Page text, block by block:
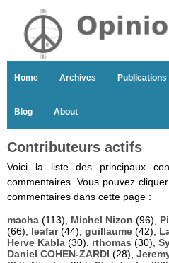
Home Archives Publications
Blog About
Contributeurs actifs
Voici la liste des principaux
commentaires. Vous pouvez
commentaires dans cette page :
macha (113), Michel Nizon (96),
(66), leafar(44), guillaume (42),
Herve Kabla (30), rthomas (30),
Daniel COHEN-ZARDI (28),